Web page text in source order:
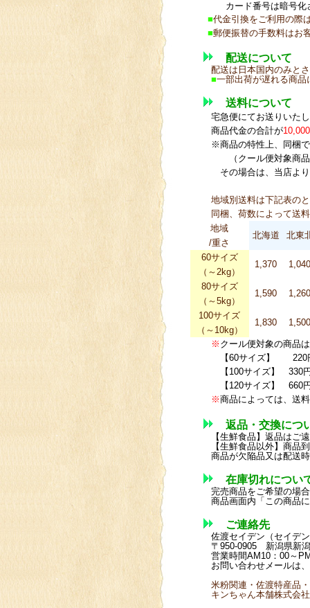
カード番号は暗号化
■代金引換をご利用の際
■郵便振替の手数料はお
配送について
配送は日本国内のみと
■一部出荷が遅れる商
送料について
宅急便にてお送りいた
商品代金の合計が
※商品の特性上、同梱
（クール便対象商
その場合は、当店よ
地域別送料は下記表の
同梱、荷数によって送
地域
/重さ
北海道 北東
60サイズ
（～2kg）
1,370
80サイズ
（～5kg）
1,590
100サイズ
（～10kg）
1,830
※ クール便対象の商品
【60サイズ】 220
【100サイズ】 330
【120サイズ】 660
※商品によっては、送
返品・交換につ
【生鮮食品】返品はご
【生鮮食品以外】商品
商品が欠陥品又は配送
在庫切れについ
完売商品をご希望の場
商品画面内「この商品
ご連絡先
佐渡セイデン（セイデ
〒950-0905 新潟
営業時間AM10：00～
お問い合わせメールは
米粉関連・佐渡特産品
キンちゃん本舗株